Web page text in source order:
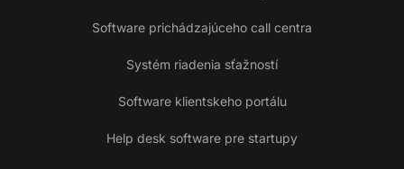
Software prichádzajúceho call centra
Systém riadenia sťažností
Software klientskeho portálu
Help desk software pre startupy